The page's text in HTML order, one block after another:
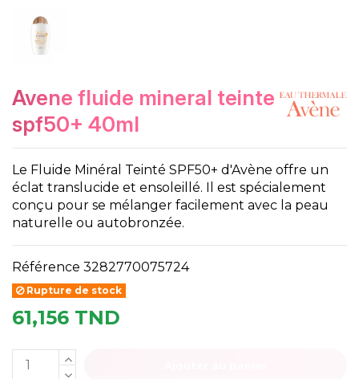
avene fluide mineral teinte
spf50+ 40ml
Le Fluide Minéral Teinté SPF50+ d'Avène offre un
éclat translucide et ensoleillé. Il est spécialement
conçu pour se mélanger facilement avec la peau
naturelle ou autobronzée.
Référence 3282770075724
Rupture de stock
61,156 TND